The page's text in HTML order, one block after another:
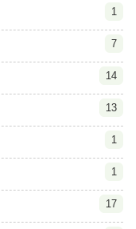
1
7
14
13
1
1
17